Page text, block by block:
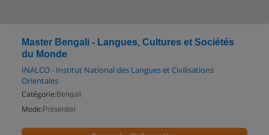
Master Bengali - Langues, Cultures et Sociétés
du Monde
INALCO - Institut National des Langues et Civilisations
Orientales
Catégorie: Bengali
Mode: Présentiel